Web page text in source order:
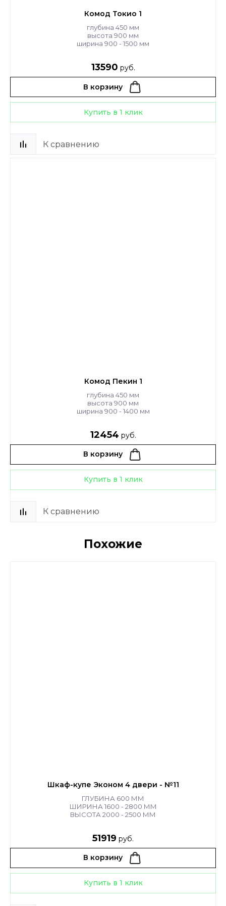
Комод Токио 1
глубина 450 мм
высота 900 мм
ширина 900 - 1500 мм
13590 руб.
В корзину
Купить в 1 клик
К сравнению
Комод Пекин 1
глубина 450 мм
высота 900 мм
ширина 900 - 1400 мм
12454 руб.
В корзину
Купить в 1 клик
К сравнению
Похожие
Шкаф-купе Эконом 4 двери - №11
ГЛУБИНА 600 ММ
ШИРИНА 1600 - 2800 ММ
ВЫСОТА 2000 - 2500 ММ
51919 руб.
В корзину
Купить в 1 клик